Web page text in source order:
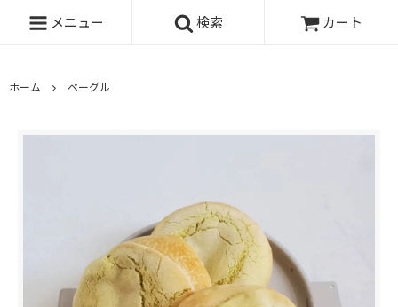
メニュー 検索 カート
ホーム ベーグル